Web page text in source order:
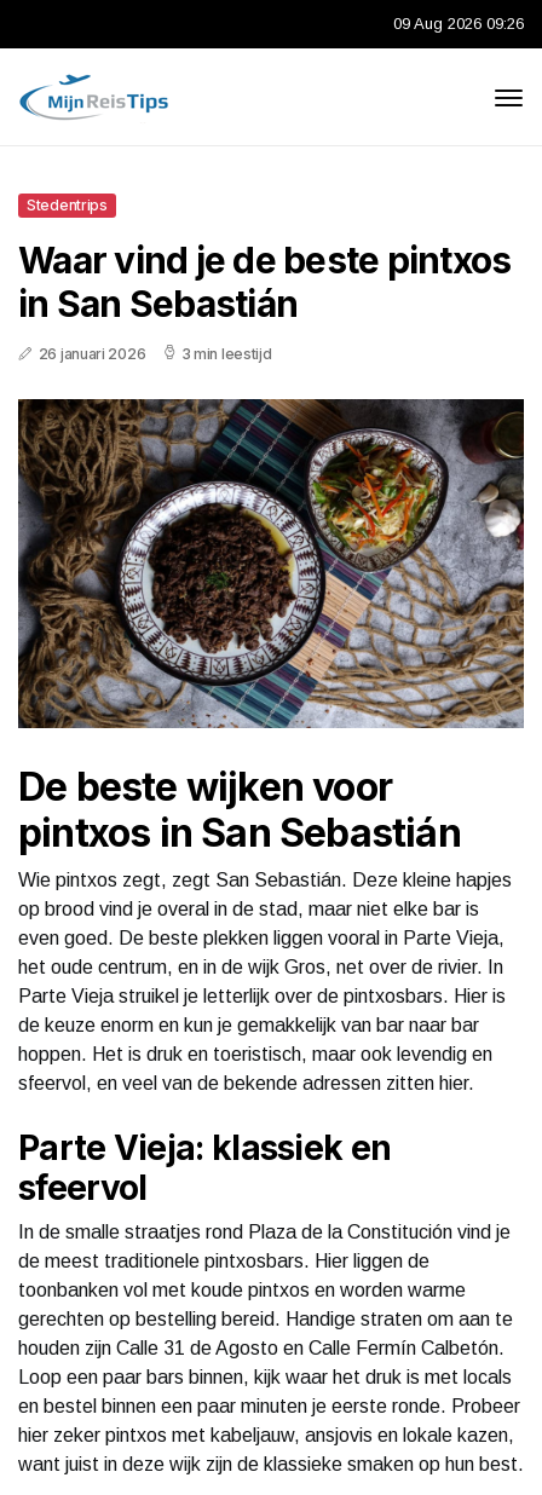
09 Aug 2026 09:26
Stedentrips
Waar vind je de beste pintxos
in San Sebastián
26 januari 2026 3 min leestijd
De beste wijken voor
pintxos in San Sebastián
Wie pintxos zegt, zegt San Sebastián. Deze kleine hapjes
op brood vind je overal in de stad, maar niet elke bar is
even goed. De beste plekken liggen vooral in Parte Vieja,
het oude centrum, en in de wijk Gros, net over de rivier. In
Parte Vieja struikel je letterlijk over de pintxosbars. Hier is
de keuze enorm en kun je gemakkelijk van bar naar bar
hoppen. Het is druk en toeristisch, maar ook levendig en
sfeervol, en veel van de bekende adressen zitten hier.
Parte Vieja: klassiek en
sfeervol
In de smalle straatjes rond Plaza de la Constitución vind je
de meest traditionele pintxosbars. Hier liggen de
toonbanken vol met koude pintxos en worden warme
gerechten op bestelling bereid. Handige straten om aan te
houden zijn Calle 31 de Agosto en Calle Fermín Calbetón.
Loop een paar bars binnen, kijk waar het druk is met locals
en bestel binnen een paar minuten je eerste ronde. Probeer
hier zeker pintxos met kabeljauw, ansjovis en lokale kazen,
want juist in deze wijk zijn de klassieke smaken op hun best.